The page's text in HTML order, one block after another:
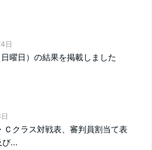
日
曜日）の結果を掲載しました
Ｃクラス対戦表、審判員割当て表
び...